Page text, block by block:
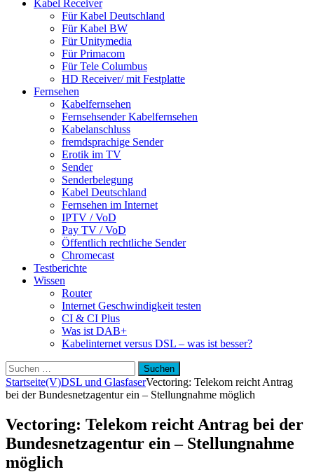
Kabel Receiver
Für Kabel Deutschland
Für Kabel BW
Für Unitymedia
Für Primacom
Für Tele Columbus
HD Receiver/ mit Festplatte
Fernsehen
Kabelfernsehen
Fernsehsender Kabelfernsehen
Kabelanschluss
fremdsprachige Sender
Erotik im TV
Sender
Senderbelegung
Kabel Deutschland
Fernsehen im Internet
IPTV / VoD
Pay TV / VoD
Öffentlich rechtliche Sender
Chromecast
Testberichte
Wissen
Router
Internet Geschwindigkeit testen
CI & CI Plus
Was ist DAB+
Kabelinternet versus DSL – was ist besser?
Suchen
nach:
Startseite(V)DSL und GlasfaserVectoring: Telekom reicht Antrag
bei der Bundesnetzagentur ein – Stellungnahme möglich
Vectoring: Telekom reicht Antrag bei der
Bundesnetzagentur ein – Stellungnahme
möglich